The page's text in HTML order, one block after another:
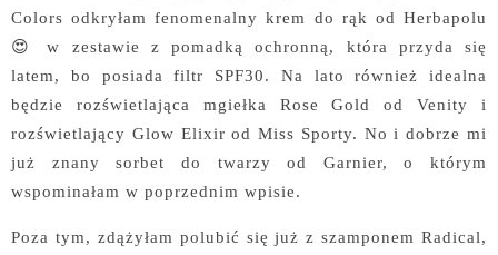
Colors odkryłam fenomenalny krem do rąk od Herbapolu
😍 w zestawie z pomadką ochronną, która przyda się
latem, bo posiada filtr SPF30. Na lato również idealna
będzie rozświetlająca mgiełka Rose Gold od Venity i
rozświetlający Glow Elixir od Miss Sporty. No i dobrze mi
już znany sorbet do twarzy od Garnier, o którym
wspominałam w poprzednim wpisie.
Poza tym, zdążyłam polubić się już z szamponem Radical,